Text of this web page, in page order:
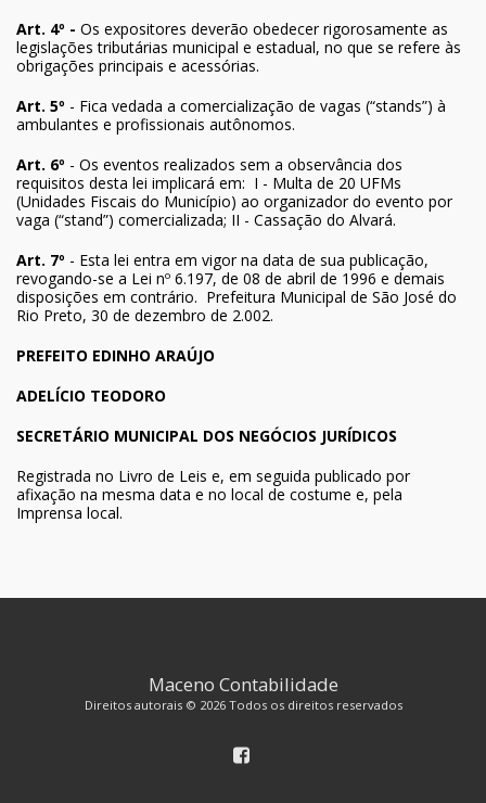
Art. 4º - Os expositores deverão obedecer rigorosamente as
legislações tributárias municipal e estadual, no que se refere às
obrigações principais e acessórias.
Art. 5º - Fica vedada a comercialização de vagas (“stands”) à
ambulantes e profissionais autônomos.
Art. 6º - Os eventos realizados sem a observância dos
requisitos desta lei implicará em: I - Multa de 20 UFMs
(Unidades Fiscais do Município) ao organizador do evento por
vaga (“stand”) comercializada; II - Cassação do Alvará.
Art. 7º - Esta lei entra em vigor na data de sua publicação,
revogando-se a Lei nº 6.197, de 08 de abril de 1996 e demais
disposições em contrário. Prefeitura Municipal de São José do
Rio Preto, 30 de dezembro de 2.002.
PREFEITO EDINHO ARAÚJO
ADELÍCIO TEODORO
SECRETÁRIO MUNICIPAL DOS NEGÓCIOS JURÍDICOS
Registrada no Livro de Leis e, em seguida publicado por
afixação na mesma data e no local de costume e, pela
Imprensa local.
Maceno Contabilidade
Direitos autorais © 2026 Todos os direitos reservados